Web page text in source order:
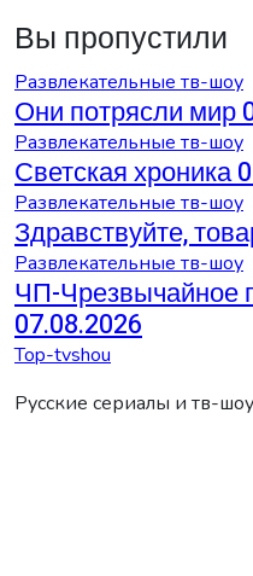
Вы пропустили
Развлекательные тв-шоу
Они потрясли мир
Развлекательные тв-шоу
Светская хроника
Развлекательные тв-шоу
Здравствуйте,
Развлекательные тв-шоу
ЧП-Чрезвычайное
07.08.2026
Top-tvshou
Русские сериалы и тв-